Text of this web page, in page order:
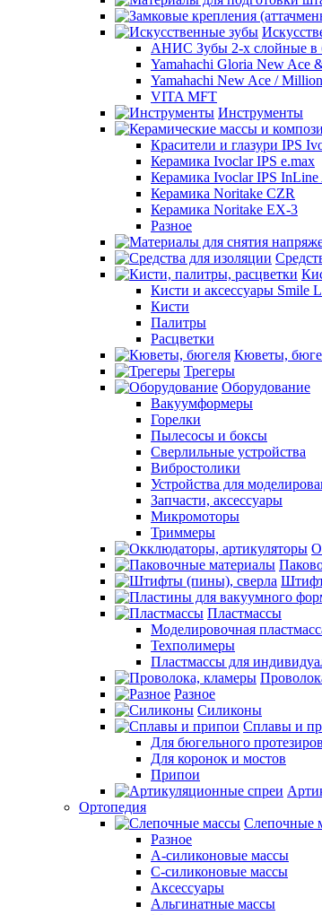
АНИС Зубы 2-х слойные в
Yamahachi Gloria New Ace
Yamahachi New Ace /
VITA MFT
Инструменты
Красители и глазури IPS
Керамика Ivoclar IPS e.max
Керамика Ivoclar IPS
Керамика Noritake CZR
Керамика Noritake EX-3
Разное
Кисти и аксессуары Smile
Кисти
Палитры
Расцветки
Кюветы,
Трегеры
Оборудование
Вакуумформеры
Горелки
Пылесосы и боксы
Сверлильные устройства
Вибростолики
Устройства для
Запчасти, аксессуары
Микромоторы
Триммеры
Пластмассы
Моделировочная
Техполимеры
Пластмассы для
Разное
Силиконы
Сплавы и
Для бюгельного
Для коронок и мостов
Припои
Ортопедия
Слепочные
Разное
А-силиконовые массы
С-силиконовые массы
Аксессуары
Альгинатные массы